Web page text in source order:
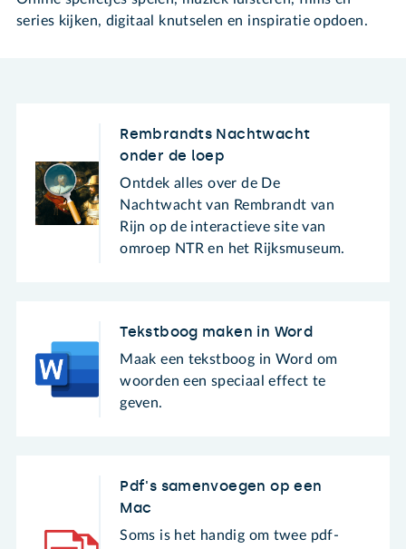
series kijken, digitaal knutselen en inspiratie opdoen.
Rembrandts Nachtwacht
onder de loep
Ontdek alles over de De
Nachtwacht van Rembrandt van
Rijn op de interactieve site van
omroep NTR en het Rijksmuseum.
Tekstboog maken in Word
Maak een tekstboog in Word om
woorden een speciaal effect te
geven.
Pdf's samenvoegen op een
Mac
Soms is het handig om twee pdf-